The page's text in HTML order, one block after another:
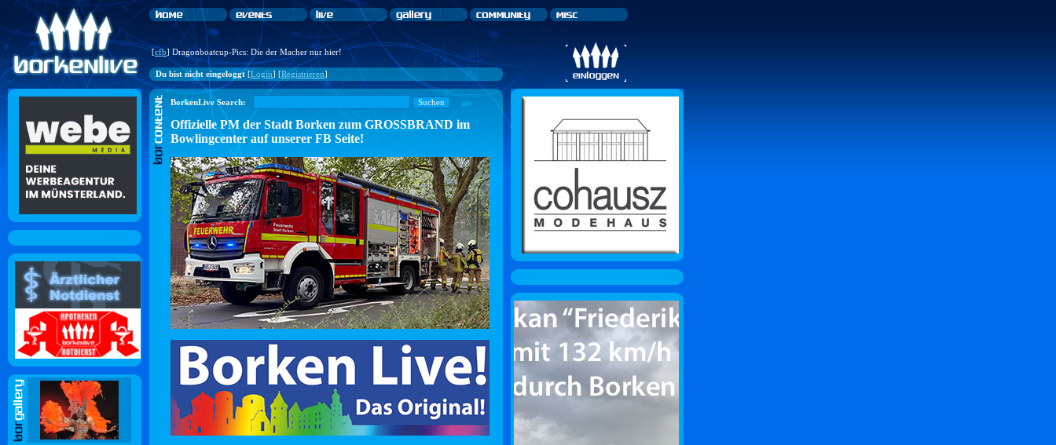
[cfb] Dragonboatcup-Pics: Die der Macher nur hier!
Du bist nicht eingeloggt[Login] [Registrieren]
BorkenLive Search:
Offizielle PM der Stadt Borken zum GROSSBRAND im
Bowlingcenter auf unserer FB Seite!